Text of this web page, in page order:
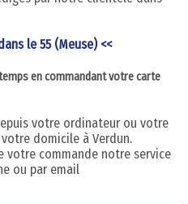
le 55 (Meuse) <<
en commandant votre carte
votre ordinateur ou votre
domicile à Verdun.
commande notre service
ou par email